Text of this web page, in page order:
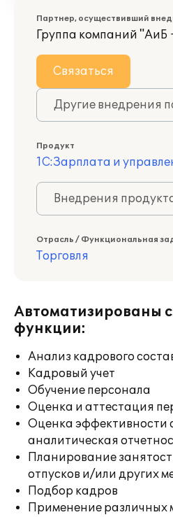
Партнер, осуществивший
Группа компаний
Связаться
Другие внедрения
Продукт
1С:Зарплата и
Внедрения
Отрасль / Функциональная
Торговля
Автоматизированы
функции:
Анализ кадрового
Кадровый учет
Обучение персонала
Оценка и аттестация
Оценка эффективности
аналитическая
Планирование
отпусков и/или других
Подбор кадров
Применение различных